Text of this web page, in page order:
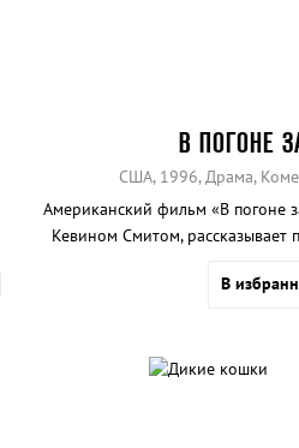
В ПОГОНЕ
США, 1996, Драма,
Американский фильм «В погоне
Кевином Смитом,
В